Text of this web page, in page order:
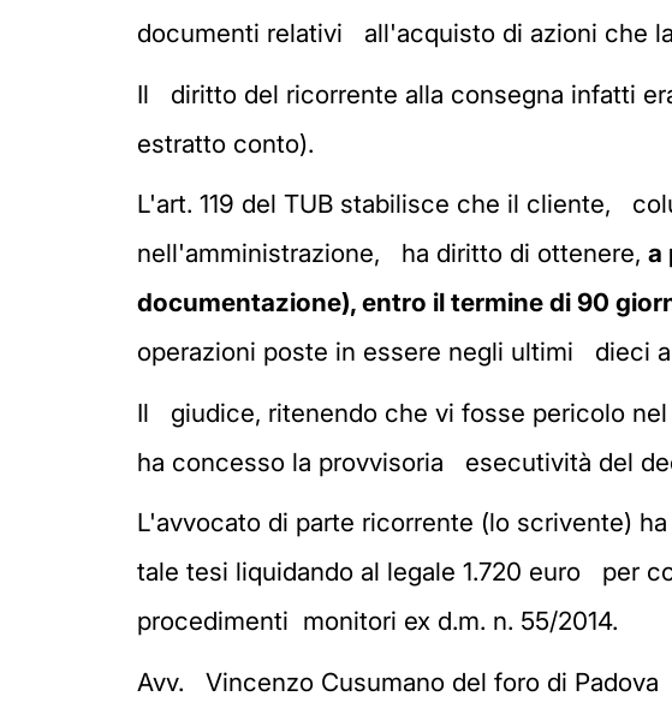
documenti relativi all'acquisto di azioni che
Il diritto del ricorrente alla consegna infatti
estratto conto).
L'art. 119 del TUB stabilisce che il cliente,
nell'amministrazione, ha diritto di ottenere, a
documentazione), entro il termine di 90
operazioni poste in essere negli ultimi dieci
Il giudice, ritenendo che vi fosse pericolo
ha concesso la provvisoria esecutività del
L'avvocato di parte ricorrente (lo scrivente)
tale tesi liquidando al legale 1.720 euro per
procedimenti monitori ex d.m. n. 55/2014.
Avv. Vincenzo Cusumano del foro di Padova